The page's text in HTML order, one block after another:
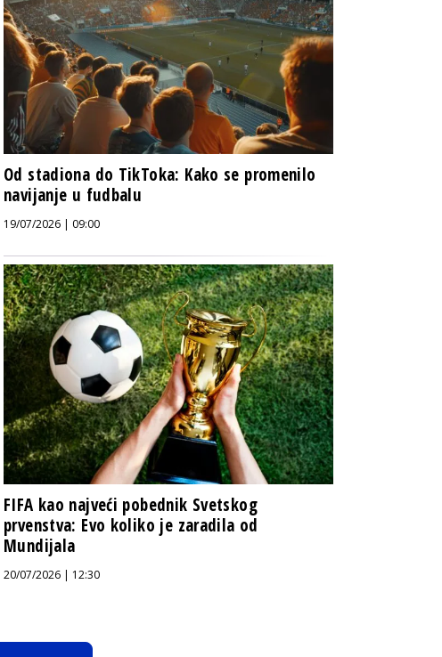
Od stadiona do TikToka: Kako se promenilo
navijanje u fudbalu
19/07/2026 | 09:00
FIFA kao najveći pobednik Svetskog
prvenstva: Evo koliko je zaradila od
Mundijala
20/07/2026 | 12:30